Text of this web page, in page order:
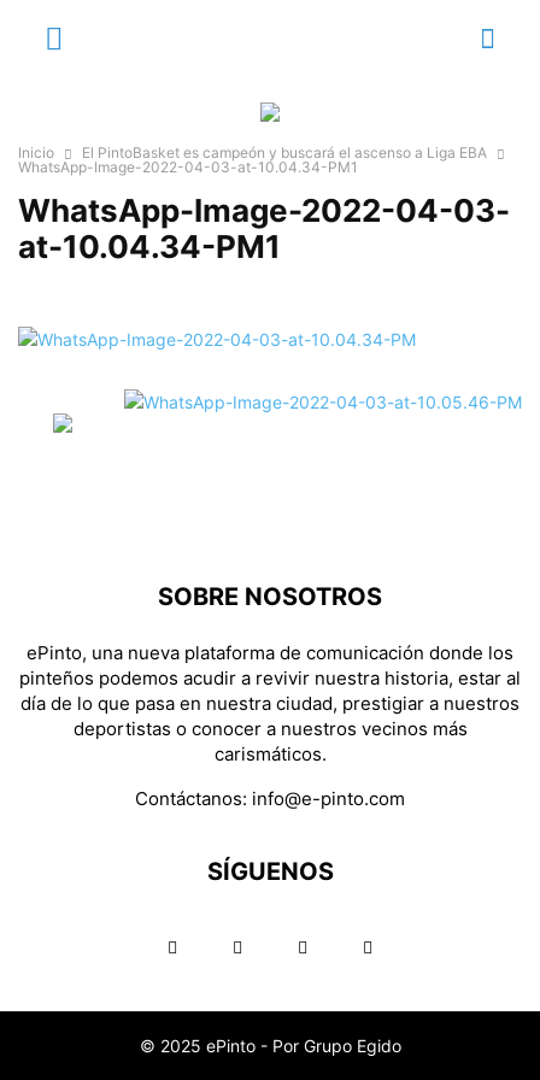
Inicio
El PintoBasket es campeón y buscará el ascenso a Liga EBA
WhatsApp-Image-2022-04-03-at-10.04.34-PM1
WhatsApp-Image-2022-04-03-
at-10.04.34-PM1
SOBRE NOSOTROS
ePinto, una nueva plataforma de comunicación donde los
pinteños podemos acudir a revivir nuestra historia, estar al
día de lo que pasa en nuestra ciudad, prestigiar a nuestros
deportistas o conocer a nuestros vecinos más
carismáticos.
Contáctanos: info@e-pinto.com
SÍGUENOS
© 2025 ePinto - Por Grupo Egido